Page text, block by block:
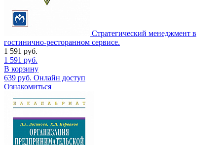
Стратегический менеджмент в
гостинично-ресторанном сервисе.
1 591 руб.
1 591 руб.
В корзину
639 руб. Онлайн доступ
Ознакомиться